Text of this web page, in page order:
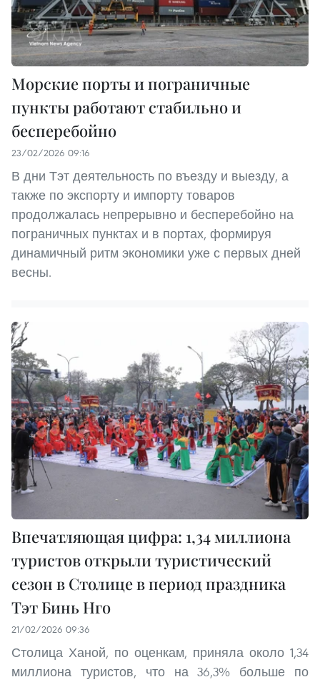
Морские порты и пограничные
пункты работают стабильно и
бесперебойно
23/02/2026 09:16
В дни Тэт деятельность по въезду и выезду, а
также по экспорту и импорту товаров
продолжалась непрерывно и бесперебойно на
пограничных пунктах и в портах, формируя
динамичный ритм экономики уже с первых дней
весны.
Впечатляющая цифра: 1,34 миллиона
туристов открыли туристический
сезон в Столице в период праздника
Тэт Бинь Нго
21/02/2026 09:36
Столица Ханой, по оценкам, приняла около 1,34
миллиона туристов, что на 36,3% больше по